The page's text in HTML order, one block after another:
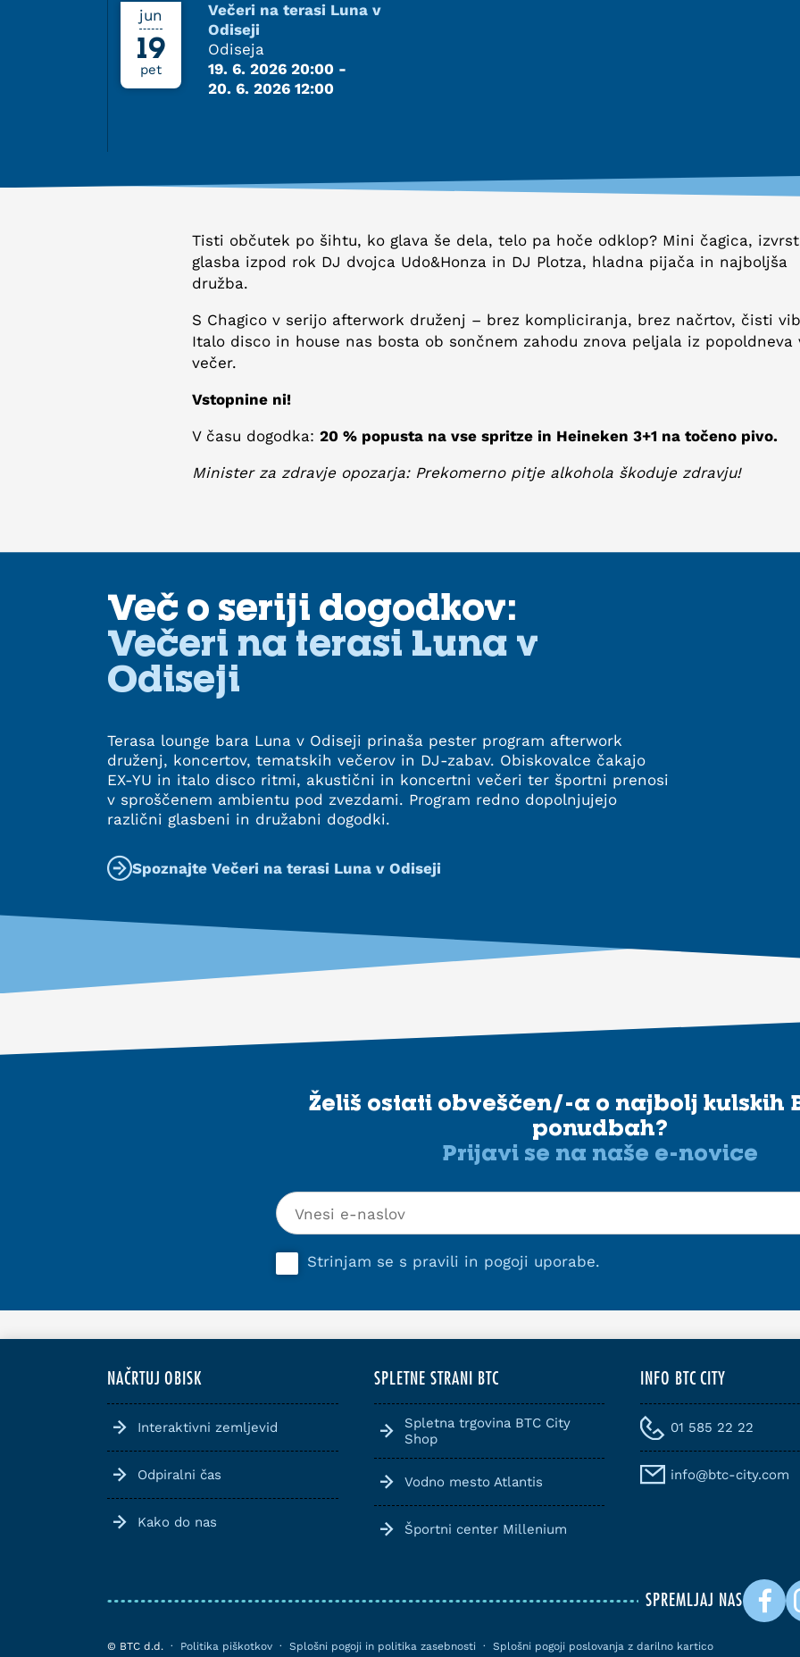
jun
19
pet
Večeri na terasi Luna v
Odiseji
Odiseja
19. 6. 2026 20:00 -
20. 6. 2026 12:00
Tisti občutek po šihtu, ko glava še dela, telo pa hoče odklop? Mini čagica,
glasba izpod rok DJ dvojca Udo&Honza in DJ Plotza, hladna pijača in najboljša
družba.
S Chagico v serijo afterwork druženj – brez kompliciranja, brez načrtov, čisti
Italo disco in house nas bosta ob sončnem zahodu znova peljala iz popoldneva
večer.
Vstopnine ni!
V času dogodka: 20 % popusta na vse spritze in Heineken 3+1 na točeno pivo.
Minister za zdravje opozarja: Prekomerno pitje alkohola škoduje zdravju!
Več o seriji dogodkov:
Večeri na terasi Luna v
Odiseji
Terasa lounge bara Luna v Odiseji prinaša pester program afterwork
druženj, koncertov, tematskih večerov in DJ-zabav. Obiskovalce čakajo
EX-YU in italo disco ritmi, akustični in koncertni večeri ter športni prenosi
v sproščenem ambientu pod zvezdami. Program redno dopolnjujejo
različni glasbeni in družabni dogodki.
Spoznajte Večeri na terasi Luna v Odiseji
Želiš ostati obveščen/-a o najbolj kulskih
ponudbah?
Prijavi se na naše e-novice
Strinjam se s pravili in pogoji uporabe.
NAČRTUJ OBISK
Interaktivni zemljevid
Odpiralni čas
Kako do nas
SPLETNE STRANI BTC
Spletna trgovina BTC City
Shop
Vodno mesto Atlantis
Športni center Millenium
INFO BTC CITY
01 585 22 22
info@btc-city.com
SPREMLJAJ NAS
© BTC d.d. · Politika piškotkov · Splošni pogoji in politika zasebnosti · Splošni pogoji poslovanja z darilno kartico